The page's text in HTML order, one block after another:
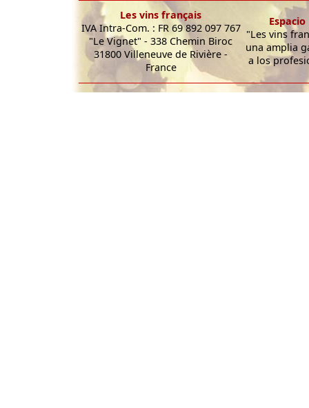
Les vins français
IVA Intra-Com. : FR 69 892 097 767
"Le Vignet" - 338 Chemin Biroc
31800 Villeneuve de Rivière -
France
"Les vins
una amplia
a los